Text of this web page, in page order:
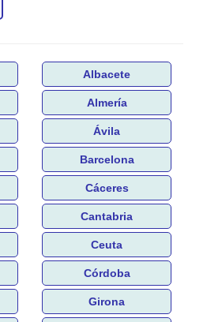
Albacete
Almería
Ávila
Barcelona
Cáceres
Cantabria
Ceuta
Córdoba
Girona